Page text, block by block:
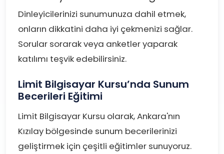
Dinleyicilerinizi sunumunuza dahil etmek,
onların dikkatini daha iyi çekmenizi sağlar.
Sorular sorarak veya anketler yaparak
katılımı teşvik edebilirsiniz.
Limit Bilgisayar Kursu’nda Sunum
Becerileri Eğitimi
Limit Bilgisayar Kursu olarak, Ankara'nın
Kızılay bölgesinde sunum becerilerinizi
geliştirmek için çeşitli eğitimler sunuyoruz.